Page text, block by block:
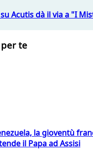
Acutis dà il via a "I
te
la gioventù
il Papa ad Assisi